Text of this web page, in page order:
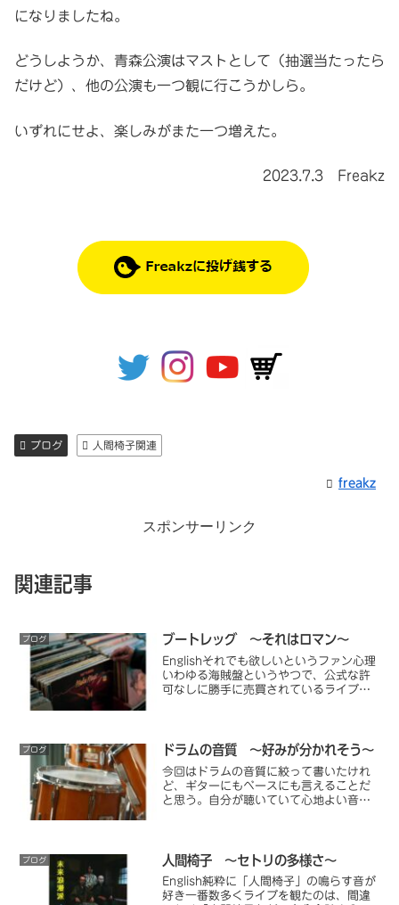
になりましたね。
どうしようか、青森公演はマストとして（抽選当たったら
だけど）、他の公演も一つ観に行こうかしら。
いずれにせよ、楽しみがまた一つ増えた。
2023.7.3 Freakz
ブログ 人間椅子関連
freakz
スポンサーリンク
関連記事
ブログ ブートレッグ ～それはロマン～
Englishそれでも欲しいというファン心理
いわゆる海賊盤というやつで、公式な許
可なしに勝手に売買されているライブア
グは音質が劣悪な...
ブログ ドラムの音質 ～好みが分かれそう～
今回はドラムの音質に絞って書いたけれ
ど、ギターにもベースにも言えることだ
と思う。自分が聴いていて心地よい音を
て作っているのだろうと不思議になるく
らいだ。
ブログ 人間椅子 ～セトリの多様さ～
English純粋に「人間椅子」の鳴らす音が
好き一番数多くライブを観たのは、間違